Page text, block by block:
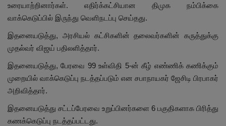
கிரைம்
உரையாற்றினார்கள். எதிர்க்கட்சியான திமுக நம்பிக்கை
வாக்கெடுப்பில் இருந்து வெளிநடப்பு செய்தது.
இதனையடுத்து, அரசியல் கட்சிகளின் தலைவர்களின் கருத்துக்கு
முதல்வர் விஜய் பதிலளித்தார்.
இதனையடுத்து, பேரவை 99 உள்விதி 5-ன் கீழ் எண்ணிக் கணிக்கும்
முறையில் வாக்கெடுப்பு நடத்தப்படும் என சபாநாயகர் ஜேசிடி பிரபாகர்
அறிவித்தார்.
இதனையடுத்து சட்டப்பேரவை உறுப்பினர்களை 6 பகுதிகளாக பிரித்து
கணக்கெடுப்பு நடத்தப்பட்டது.